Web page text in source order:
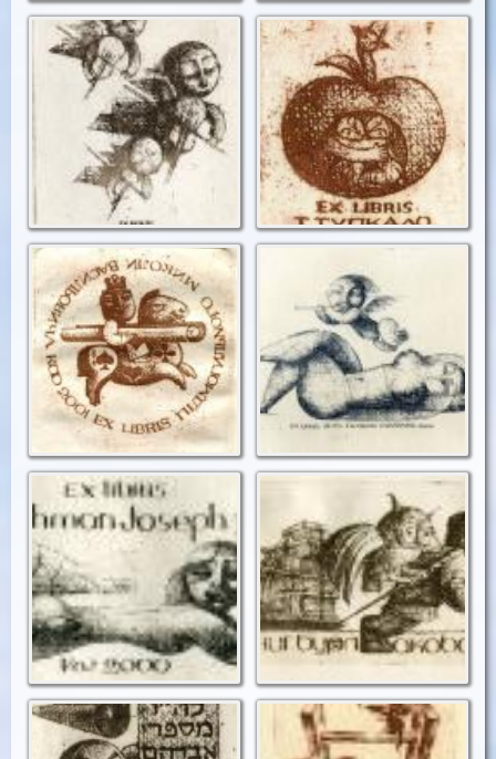
Ф.Кідер. Екслібрис
Ю.Шепелєва
Ф.Кідер. Екслібрис
Т.Тупкало
Ф.Кідер. Екслібрис
М.Підмогильного
Jean-Francois
Chassaing
Ф.Кідер. Екслібрис
Joseph Fishman
Ф.Кідер. Екслібрис
А.Бурлакова
Ф.Кідер. Екслібрис
Вульф Аврум (іврит)
Ф.Кідер. Екслібрис
В.Левіта